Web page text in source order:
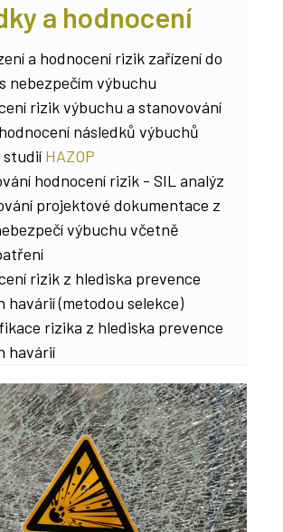
a hodnocení
a hodnocení rizik zařízení do
nebezpečím výbuchu
rizik výbuchu a stanovování
následků výbuchů
studií HAZOP
hodnocení rizik - SIL analýz
projektové dokumentace z
výbuchu včetně
rizik z hlediska prevence
havárií (metodou selekce)
rizika z hlediska prevence
havárií